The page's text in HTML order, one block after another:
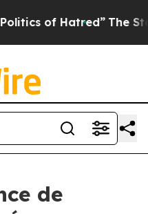
The Story
de